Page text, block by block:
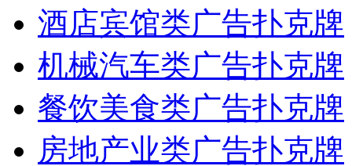
酒店宾馆类广告扑克牌
机械汽车类广告扑克牌
餐饮美食类广告扑克牌
房地产业类广告扑克牌